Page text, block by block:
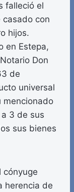
falleció el
casado con
hijos.
en Estepa,
Don
de
universal
mencionado
3 de sus
sus bienes
cónyuge
herencia de